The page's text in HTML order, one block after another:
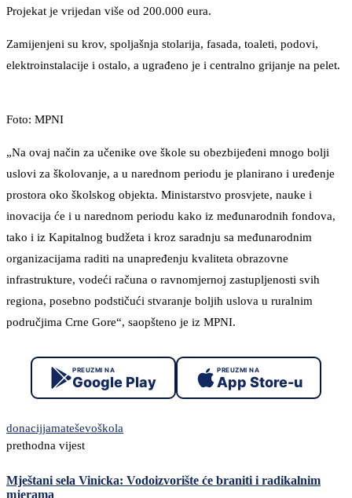
Projekat je vrijedan više od 200.000 eura.
Zamijenjeni su krov, spoljašnja stolarija, fasada, toaleti, podovi,
elektroinstalacije i ostalo, a ugrađeno je i centralno grijanje na pelet.
Foto: MPNI
„Na ovaj način za učenike ove škole su obezbijeđeni mnogo bolji
uslovi za školovanje, a u narednom periodu je planirano i uređenje
prostora oko školskog objekta. Ministarstvo prosvjete, nauke i
inovacija će i u narednom periodu kako iz međunarodnih fondova,
tako i iz Kapitalnog budžeta i kroz saradnju sa međunarodnim
organizacijama raditi na unapređenju kvaliteta obrazovne
infrastrukture, vodeći računa o ravnomjernoj zastupljenosti svih
regiona, posebno podstičući stvaranje boljih uslova u ruralnim
područjima Crne Gore“, saopšteno je iz MPNI.
PREUZMI NA
Google Play
PREUZMI NA
App Store-u
donacijjamateševoškola
prethodna vijest
Mještani sela Vinicka: Vodoizvorište će braniti i radikalnim
mjerama